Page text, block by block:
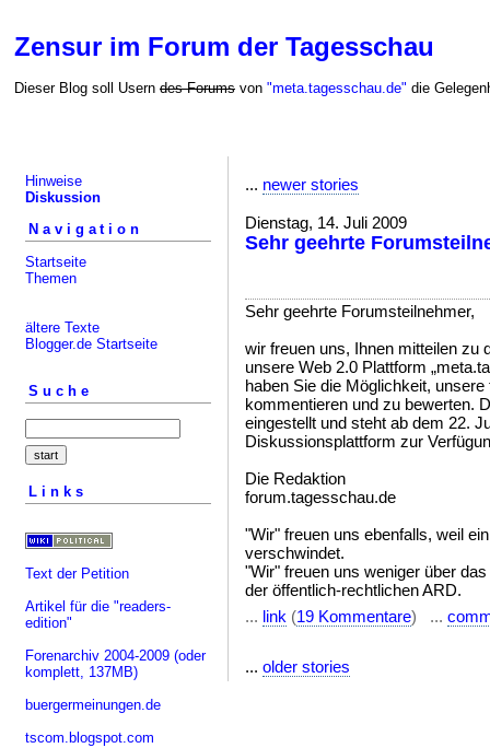
Zensur im Forum der Tagesschau
Dieser Blog soll Usern des Forums von "meta.tagesschau.de" die
Hinweise
Diskussion
Navigation
Startseite
Themen
ältere Texte
Blogger.de Startseite
Suche
Links
Text der Petition
Artikel für die "readers-
edition"
Forenarchiv 2004-2009 (oder
komplett, 137MB)
buergermeinungen.de
tscom.blogspot.com
... newer stories
Dienstag, 14. Juli 2009
Sehr geehrte
Sehr geehrte Forumsteilnehmer,
wir freuen uns, Ihnen mitteilen zu
unsere Web 2.0 Plattform
haben Sie die Möglichkeit,
kommentieren und zu bewerten.
eingestellt und steht ab dem 22.
Diskussionsplattform zur
Die Redaktion
forum.tagesschau.de
"Wir" freuen uns ebenfalls, weil
verschwindet.
"Wir" freuen uns weniger über
der öffentlich-rechtlichen ARD.
... link (19 Kommentare) ...
... older stories